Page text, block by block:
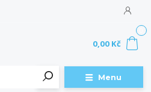
Menu
0,00 Kč